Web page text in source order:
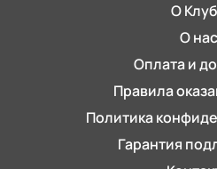
О
О нас
Оплата и
Правила
Политика
Гарантия